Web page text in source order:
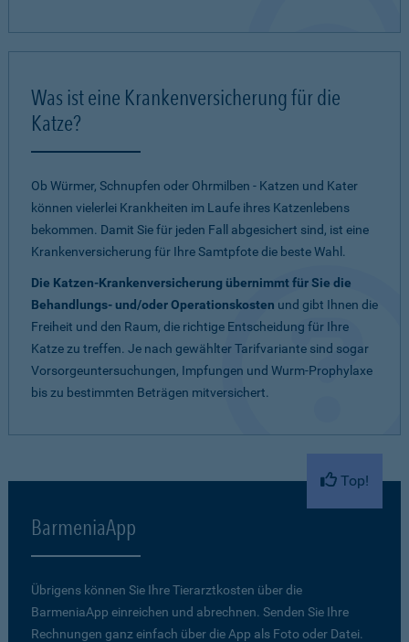
Was ist eine Krankenversicherung für die
Katze?
Ob Würmer, Schnupfen oder Ohrmilben - Katzen und Kater
können vielerlei Krankheiten im Laufe ihres Katzenlebens
bekommen. Damit Sie für jeden Fall abgesichert sind, ist eine
Krankenversicherung für Ihre Samtpfote die beste Wahl.
Die Katzen-Krankenversicherung übernimmt für Sie die
Behandlungs- und/oder Operationskosten und gibt Ihnen die
Freiheit und den Raum, die richtige Entscheidung für Ihre
Katze zu treffen. Je nach gewählter Tarifvariante sind sogar
Vorsorgeuntersuchungen, Impfungen und Wurm-Prophylaxe
bis zu bestimmten Beträgen mitversichert.
Top!
BarmeniaApp
Übrigens können Sie Ihre Tierarztkosten über die
BarmeniaApp einreichen und abrechnen. Senden Sie Ihre
Rechnungen ganz einfach über die App als Foto oder Datei.